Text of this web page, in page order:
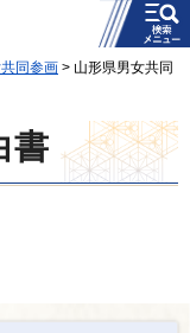
メニュー
同参画 > 山形県男女共同
書